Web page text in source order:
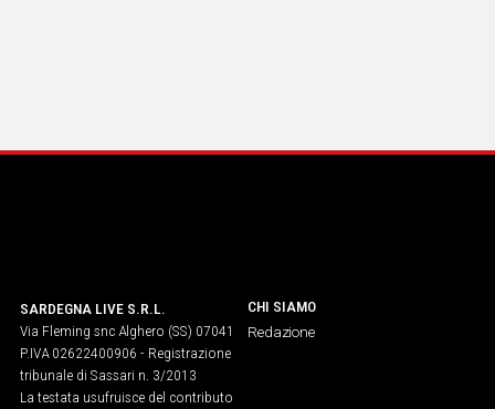
SARDEGNA LIVE S.R.L.
Via Fleming snc Alghero (SS) 07041
P.IVA 02622400906 - Registrazione
tribunale di Sassari n. 3/2013
La testata usufruisce del contributo
CHI SIAMO
Redazione